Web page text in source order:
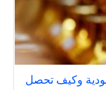
في السعودية وكيف تحصل